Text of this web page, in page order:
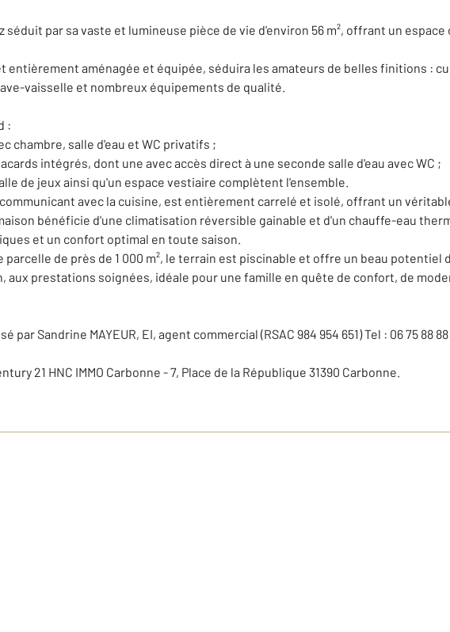
séduit par sa vaste et lumineuse pièce de vie d'environ 56 m², offrant un
entièrement aménagée et équipée, séduira les amateurs de belles finitions :
vaisselle et nombreux équipements de qualité.
:
chambre, salle d'eau et WC privatifs ;
intégrés, dont une avec accès direct à une seconde salle d'eau avec WC ;
de jeux ainsi qu'un espace vestiaire complètent l'ensemble.
avec la cuisine, est entièrement carrelé et isolé, offrant un
bénéficie d'une climatisation réversible gainable et d'un chauffe-eau
et un confort optimal en toute saison.
parcelle de près de 1 000 m², le terrain est piscinable et offre un beau potentiel
aux prestations soignées, idéale pour une famille en quête de confort, de
par Sandrine MAYEUR, EI, agent commercial (RSAC 984 954 651) Tel : 06 75 88
21 HNC IMMO Carbonne - 7, Place de la République 31390 Carbonne.